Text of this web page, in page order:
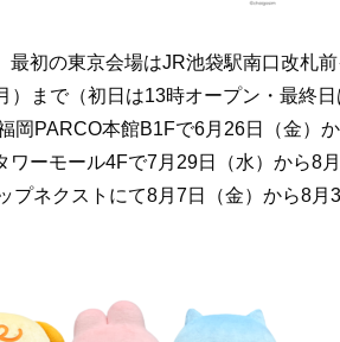
最初の東京会場はJR池袋駅南口改札
）まで（初日は13時オープン・最終
岡PARCO本館B1Fで6月26日（金）
ワーモール4Fで7月29日（水）から8
プネクストにて8月7日（金）から8月